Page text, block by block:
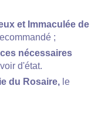
et Immaculée de
;
nécessaires
d'état.
du Rosaire, le